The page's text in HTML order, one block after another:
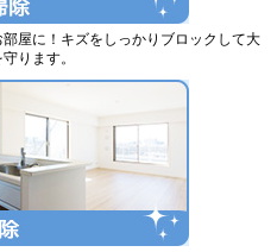
屋に！キズをしっかりブロックして大
ります。